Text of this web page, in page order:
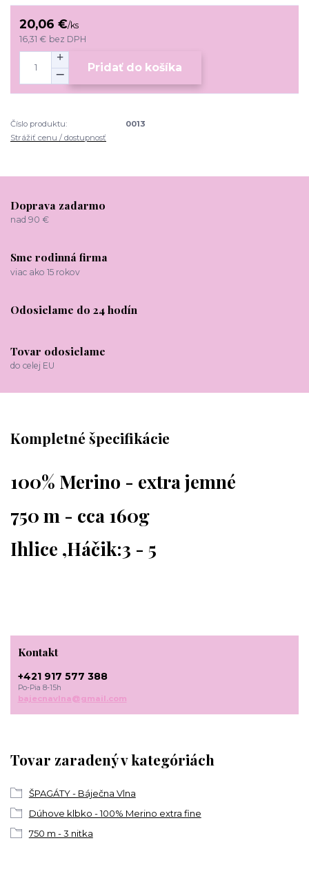
20,06 €/ks
16,31 € bez DPH
Pridať do košíka
Číslo produktu:
0013
Strážiť cenu / dostupnosť
Doprava zadarmo
nad 90 €
Sme rodinná firma
viac ako 15 rokov
Odosielame do 24 hodín
Tovar odosielame
do celej EU
Kompletné špecifikácie
100% Merino - extra jemné
750 m - cca 160g
Ihlice ,Háčik:3 - 5
Tovar zaradený v kategóriách
ŠPAGÁTY - Báječna Vlna
Dúhove klbko - 100% Merino extra fine
750 m - 3 nitka
Kontakt
+421 917 577 388
Po-Pia 8-15h
bajecnavlna@gmail.com